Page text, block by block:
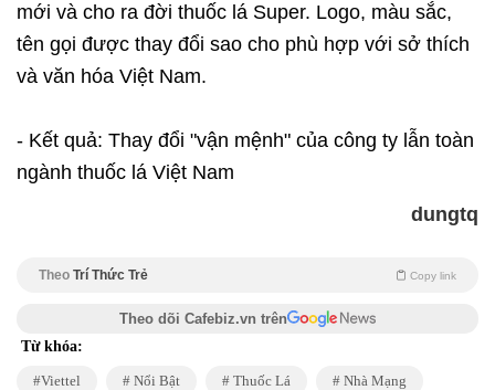
mới và cho ra đời thuốc lá Super. Logo, màu sắc,
tên gọi được thay đổi sao cho phù hợp với sở thích
và văn hóa Việt Nam.
- Kết quả: Thay đổi "vận mệnh" của công ty lẫn toàn
ngành thuốc lá Việt Nam
dungtq
Theo Trí Thức Trẻ Copy link
Theo dõi Cafebiz.vn trên
Từ khóa:
Viettel Nổi Bật Thuốc Lá Nhà Mạng